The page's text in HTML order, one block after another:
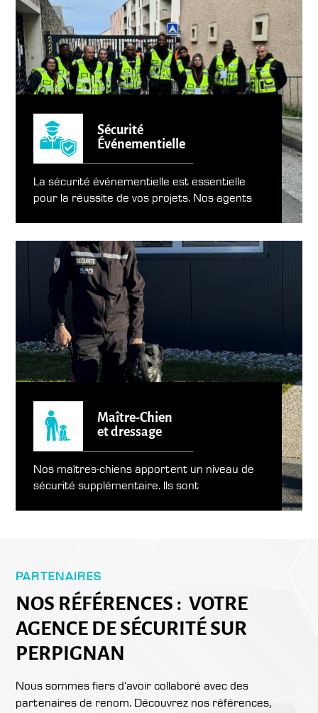
Sécurité
Événementielle
La sécurité événementielle est essentielle
pour la réussite de vos projets. Nos agents
nous collaborons avec les organisateurs
pour garantir une planification efficace.
Maître-Chien
et dressage
Nos maîtres-chiens apportent un niveau de
sécurité supplémentaire. Ils sont
PARTENAIRES
NOS RÉFÉRENCES : VOTRE
AGENCE DE SÉCURITÉ SUR
PERPIGNAN
Nous sommes fiers d’avoir collaboré avec des
partenaires de renom. Découvrez nos références,